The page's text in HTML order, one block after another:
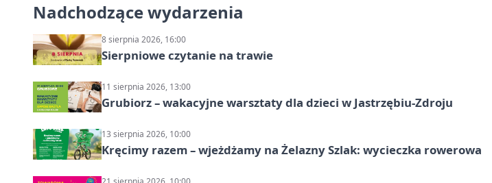
Nadchodzące wydarzenia
8 sierpnia 2026, 16:00
Sierpniowe czytanie na trawie
11 sierpnia 2026, 13:00
Grubiorz – wakacyjne warsztaty dla dzieci w Jastrzębiu-Zdroju
13 sierpnia 2026, 10:00
Kręcimy razem – wjeżdżamy na Żelazny Szlak: wycieczka rowerowa